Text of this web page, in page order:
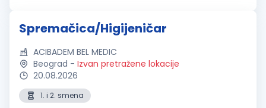
Spremačica/Higijeničar
ACIBADEM BEL MEDIC
Beograd - Izvan pretražene lokacije
20.08.2026
1. i 2. smena